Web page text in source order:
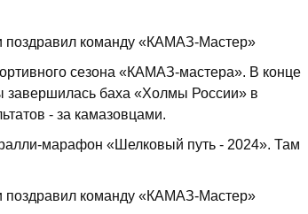
сезона «КАМАЗ-мастера». В конце
завершилась баха «Холмы России» в
- за камазовцами.
марафон «Шелковый путь - 2024». Там